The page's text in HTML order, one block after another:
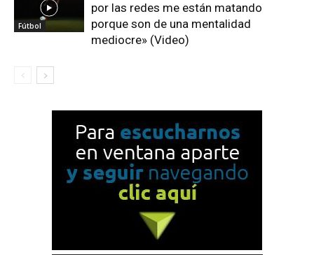
Fútbol
por las redes me están matando
porque son de una mentalidad
mediocre» (Video)